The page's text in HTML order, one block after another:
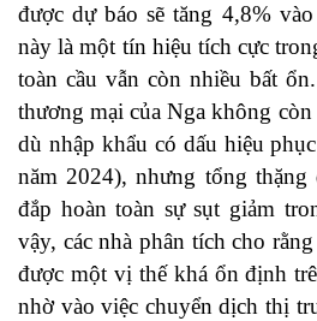
được dự báo sẽ tăng 4,8%
này là một tín hiệu tích cực
toàn cầu vẫn còn nhiều bất
thương mại của Nga không
dù nhập khẩu có dấu hiệu
năm 2024), nhưng tổng
đắp hoàn toàn sự sụt giảm
vậy, các nhà phân tích cho
được một vị thế khá ổn định
nhờ vào việc chuyển dịch thị